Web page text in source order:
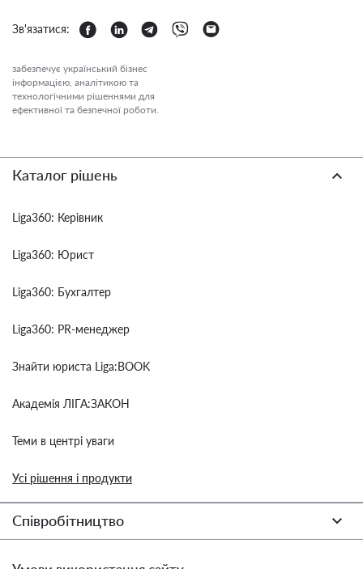
Зв'язатися:
забезпечує український бізнес
інформацією, аналітикою та
технологічними рішеннями для
ефективної та безпечної роботи.
Каталог рішень
Liga360: Керівник
Liga360: Юрист
Liga360: Бухгалтер
Liga360: PR-менеджер
Знайти юриста Liga:BOOK
Академія ЛІГА:ЗАКОН
Теми в центрі уваги
Усі рішення і продукти
Співробітництво